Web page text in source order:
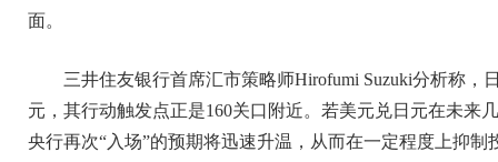
面。
三井住友银行首席汇市策略师Hirofumi Suzuki分析称，
元，其行动触发点正是160关口附近。若美元兑日元在未来
央行再次“入场”的预期将迅速升温，从而在一定程度上抑制